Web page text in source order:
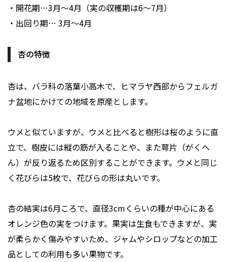
・開花期…3月～4月（実の収穫期は6～7月）
・出回り期… 3月～4月
杏の特徴
杏は、バラ科の落葉小高木で、ヒマラヤ西部からフェルガ
ナ盆地にかけての地域を原産とします。
ウメと似ていますが、ウメと比べると樹形は桜のように直
立で、樹皮には縦の筋が入ることや、また萼片（がくへ
ん）が反り返るため区別することができます。ウメと同じ
く花びらは5枚で、花びらの形は丸いです。
杏の結実は6月ころで、直径3cmくらいの種が中心にある
オレンジ色の実をつけます。果実は生食もできますが、実
が柔らかく傷みやすいため、ジャムやシロップなどの加工
品としての利用も多い果物です。